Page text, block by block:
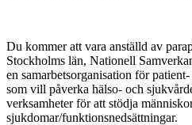
Du kommer att vara anställd av
Stockholms län, Nationell
en samarbetsorganisation för
som vill påverka hälso- och
verksamheter för att stödja
sjukdomar/funktionsnedsättningar.